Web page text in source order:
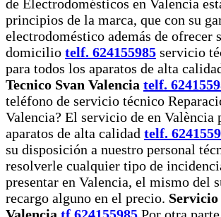
de Electrodomésticos en Valencia
principios de la marca, que con su
electrodoméstico además de ofrecer
domicilio telf. 624155985 servicio
para todos los aparatos de alta
Tecnico Svan Valencia telf.
teléfono de servicio técnico
Valencia? El servicio de en València
aparatos de alta calidad telf.
su disposición a nuestro personal
resolverle cualquier tipo de
presentar en Valencia, el mismo del
recargo alguno en el precio. Servicio